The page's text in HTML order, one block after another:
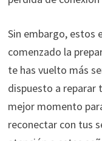
Sin embargo, estos
comenzado la
te has vuelto más
dispuesto a reparar
mejor momento
reconectar con tus